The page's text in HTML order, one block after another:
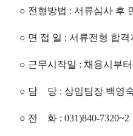
○ 전형방법 : 서류심사 후
○ 면 접 일 : 서류전형 합
○ 근무시작일 : 채용시부
○ 담 당 : 상임팀장 백영
○ 전 화 : 031)840-7320~2